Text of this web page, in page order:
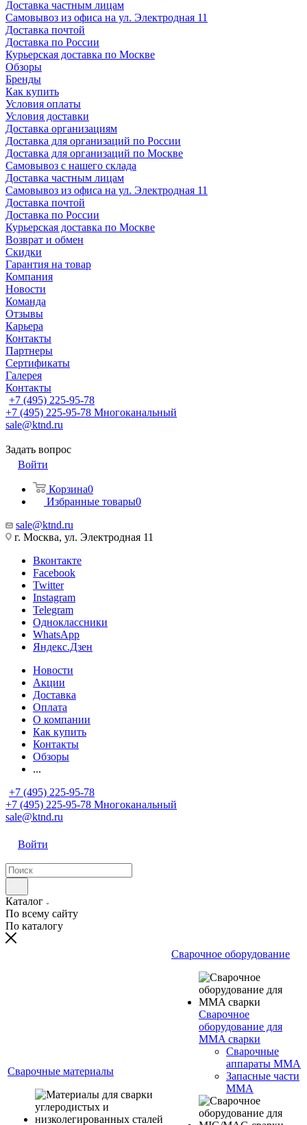
Доставка частным лицам
Самовывоз из офиса на ул. Электродная 11
Доставка почтой
Доставка по России
Курьерская доставка по Москве
Обзоры
Бренды
Как купить
Условия оплаты
Условия доставки
Доставка организациям
Доставка для организаций по России
Доставка для организаций по Москве
Самовывоз с нашего склада
Доставка частным лицам
Самовывоз из офиса на ул. Электродная 11
Доставка почтой
Доставка по России
Курьерская доставка по Москве
Возврат и обмен
Скидки
Гарантия на товар
Компания
Новости
Команда
Отзывы
Карьера
Контакты
Партнеры
Сертификаты
Галерея
Контакты
+7 (495) 225-95-78
+7 (495) 225-95-78 Многоканальный
sale@ktnd.ru
Задать вопрос
Войти
Корзина0
Избранные товары0
sale@ktnd.ru
г. Москва, ул. Электродная 11
Вконтакте
Facebook
Twitter
Instagram
Telegram
Одноклассники
WhatsApp
Яндекс.Дзен
Новости
Акции
Доставка
Оплата
О компании
Как купить
Контакты
Обзоры
...
+7 (495) 225-95-78
+7 (495) 225-95-78 Многоканальный
sale@ktnd.ru
Войти
Каталог
По всему сайту
По каталогу
Сварочные материалы
Сварочное оборудование
Сварочное
оборудование для
MMA сварки
Сварочные
аппараты MMA
Запасные части
MMA